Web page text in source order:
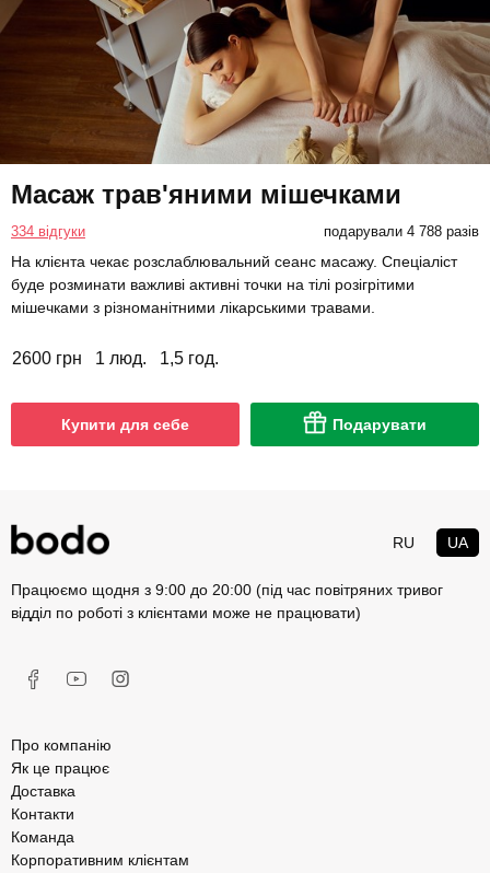
Масаж трав'яними мішечками
334 відгуки подарували 4 788 разів
На клієнта чекає розслаблювальний сеанс масажу. Спеціаліст
буде розминати важливі активні точки на тілі розігрітими
мішечками з різноманітними лікарськими травами.
2600 грн 1 люд. 1,5 год.
Купити для себе Подарувати
RU UA
Працюємо щодня з 9:00 до 20:00 (під час повітряних тривог
відділ по роботі з клієнтами може не працювати)
Про компанію
Як це працює
Доставка
Контакти
Команда
Корпоративним клієнтам